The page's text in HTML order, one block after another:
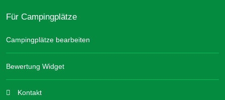
Für Campingplätze
Campingplätze bearbeiten
Bewertung Widget
Kontakt